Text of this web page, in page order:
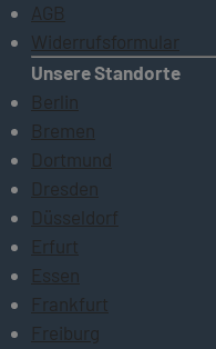
AGB
Widerrufsformular
Unsere Standorte
Berlin
Bremen
Dortmund
Dresden
Düsseldorf
Erfurt
Essen
Frankfurt
Freiburg